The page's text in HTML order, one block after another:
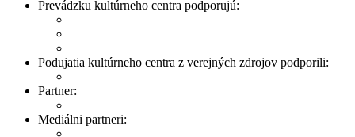
Prevádzku kultúrneho centra podporujú:
Podujatia kultúrneho centra z verejných zdrojov podporili:
Partner:
Mediálni partneri: